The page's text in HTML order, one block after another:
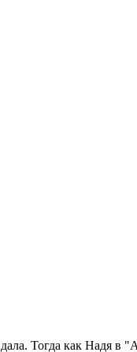
Тогда как Надя в